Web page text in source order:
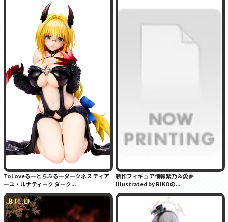
ToLoveるーとらぶるーダークネス ティア
ーユ・ルナティーク ダーク...
新作フィギュア情報紫乃＆愛夢
Illustrated by RIKOの...